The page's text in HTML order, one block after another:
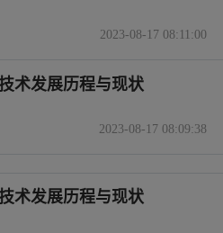
2023-08-17 08:11:00
术发展历程与现状
2023-08-17 08:09:38
术发展历程与现状